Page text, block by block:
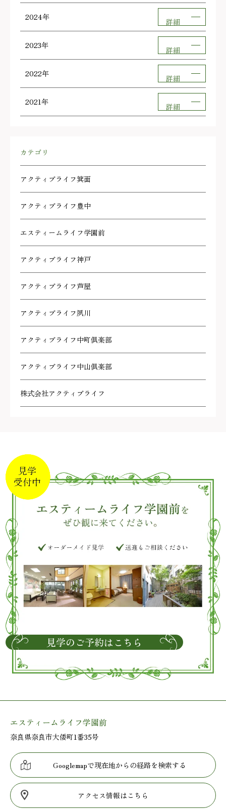
2024年 詳細
2023年 詳細
2022年 詳細
2021年 詳細
カテゴリ
アクティブライフ箕面
アクティブライフ豊中
エスティームライフ学園前
アクティブライフ神戸
アクティブライフ芦屋
アクティブライフ夙川
アクティブライフ中町倶楽部
アクティブライフ中山倶楽部
株式会社アクティブライフ
見学のご予約はこちら
エスティームライフ学園前
奈良県奈良市大倭町1番35号
Googlemapで現在地からの経路を検索する
アクセス情報はこちら